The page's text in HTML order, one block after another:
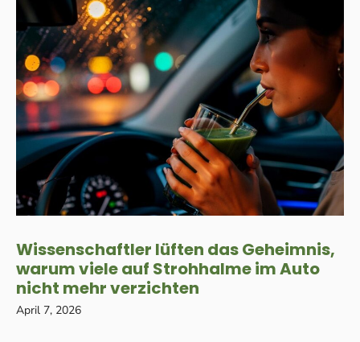
Wissenschaftler lüften das Geheimnis,
warum viele auf Strohhalme im Auto
nicht mehr verzichten
April 7, 2026